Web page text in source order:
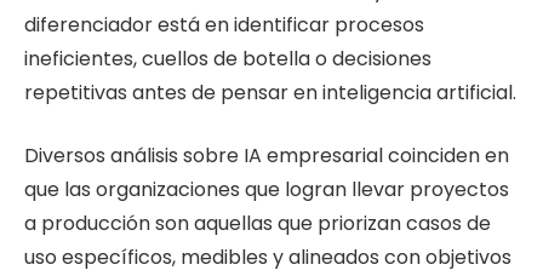
diferenciador está en identificar procesos
ineficientes, cuellos de botella o decisiones
repetitivas antes de pensar en inteligencia artificial.
Diversos análisis sobre IA empresarial coinciden en
que las organizaciones que logran llevar proyectos
a producción son aquellas que priorizan casos de
uso específicos, medibles y alineados con objetivos